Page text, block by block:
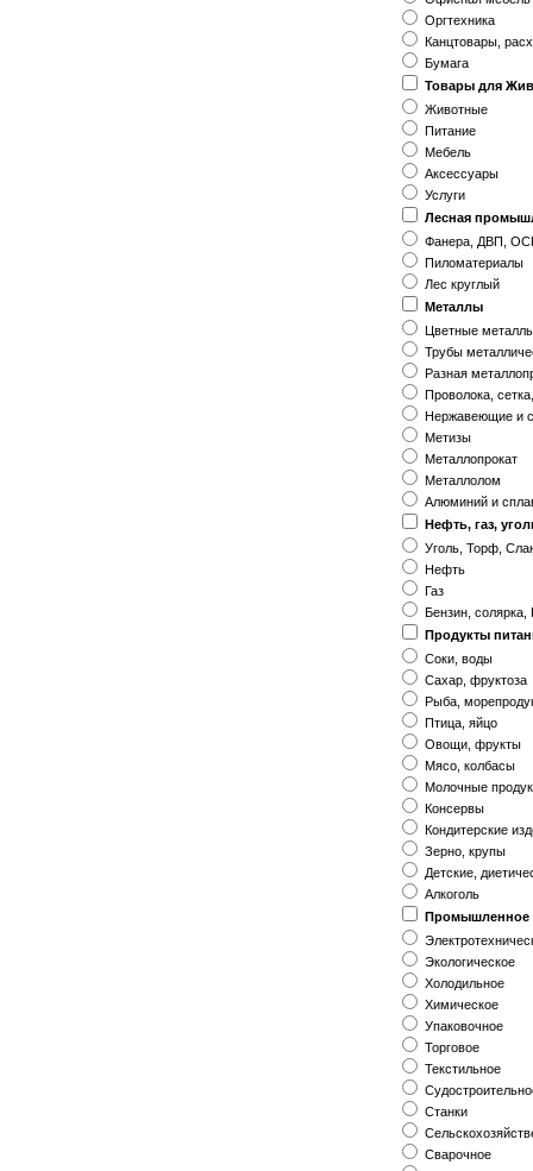
Оргтехника
Канцтовары,
Бумага
Товары для
Животные
Питание
Мебель
Аксессуары
Услуги
Лесная
Фанера, ДВП,
Пиломатериалы
Лес круглый
Металлы
Цветные
Трубы
Разная
Проволока,
Нержавеющие и
Метизы
Металлопрокат
Металлолом
Алюминий и
Нефть, газ,
Уголь, Торф,
Нефть
Газ
Бензин,
Продукты
Соки, воды
Сахар, фруктоза
Рыба,
Птица, яйцо
Овощи, фрукты
Мясо, колбасы
Молочные
Консервы
Кондитерские
Зерно, крупы
Детские,
Алкоголь
Промышленное
Экологическое
Холодильное
Химическое
Упаковочное
Торговое
Текстильное
Станки
Сварочное